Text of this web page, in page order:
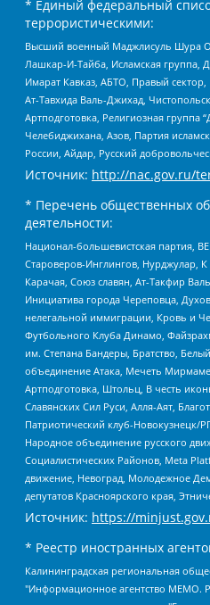
* Единый федеральный
террористическими:
Высший военный Маджлисуль Шура
Лашкар-И-Тайба, Исламская группа,
Имарат Кавказ, АБТО, Правый
Ат-Тавхида Валь-Джихад,
Артподготовка, Религиозная
Челебиджихана, Азов, Партия
России, Айдар, Русский
Источник: http://nac.gov.ru/
* Перечень общественных
деятельности:
Национал-большевистская партия,
Староверов-Инглингов, Нурджулар,
Карачая, Союз славян, Ат-Такфир
Инициатива города Череповца,
нелегальной иммиграции, Кровь и
Футбольного Клуба Динамо,
им. Степана Бандеры, Братство,
объединение Атака, Мечеть
Артподготовка, Штольц, В честь
Славянских Сил Руси, Алля-Аят,
Патриотический клуб-Новокузнецк/
Народное объединение русского
Социалистических Районов, Meta
движение, Невоград, Молодежное
депутатов Красноярского края,
Источник: https://
* Реестр иностранных
Калининградская региональная общественная организация "Экозащита!-Женсовет", Фонд содействия защите прав и свобод граждан "Общественный вердикт", Фонд "Институт Развития Свободы Информации", Частное учреждение "Информационное агентство МЕМО. РУ", Региональная общественная организация "Общественная комиссия по сохранению наследия академика Сахарова", Фонд поддержки свободы прессы, Санкт-Петербургская общественная правозащитная организация "Гражданский контроль", Межрегиональная общественная организация "Информационно-просветительский центр "Мемориал", Региональный Фонд "Центр Защиты Прав Средств Массовой Информации", с 05.12.2023 Фонд "Центр Защиты Прав Средств массовой информации", Региональная общественная благотворительная организация помощи беженцам и мигрантам "Гражданское содействие", Негосударственное образовательное учреждение дополнительного профессионального образования (повышение квалификации) специалистов "АКАДЕМИЯ ПО ПРАВАМ ЧЕЛОВЕКА", Свердловская региональная общественная организация "Сутяжник", Автономная некоммерческая организация "Центр независимых социологических исследований", Союз общественных объединений "Российский исследовательский центр по правам человека", Региональное общественное учреждение научно-информационный центр "МЕМОРИАЛ", Некоммерческая организация "Фонд защиты гласности", Автономная некоммерческая организация "Институт прав человека", Городская общественная организация "Екатеринбургское общество "МЕМОРИАЛ", Городская общественная организация "Рязанское историко-просветительское и правозащитное общество "Мемориал"